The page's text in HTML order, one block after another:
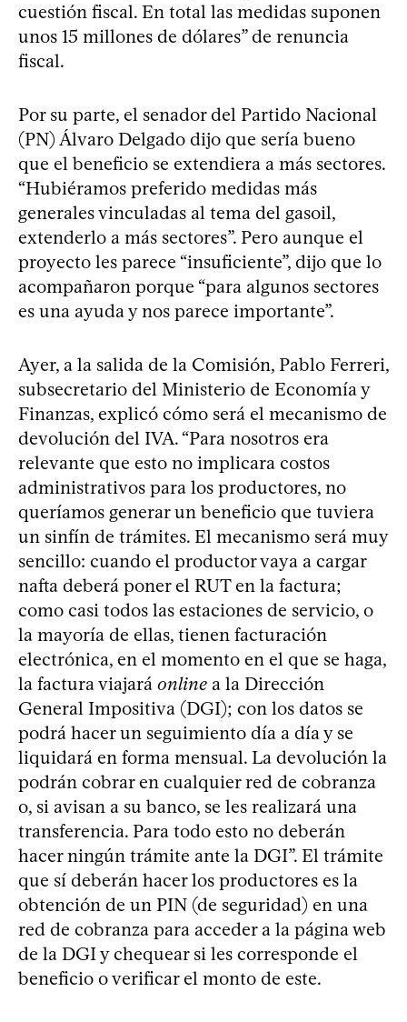
cuestión fiscal. En total las medidas suponen
unos 15 millones de dólares” de renuncia
fiscal.
Por su parte, el senador del Partido Nacional
(PN) Álvaro Delgado dijo que sería bueno
que el beneficio se extendiera a más sectores.
“Hubiéramos preferido medidas más
generales vinculadas al tema del gasoil,
extenderlo a más sectores”. Pero aunque el
proyecto les parece “insuficiente”, dijo que lo
acompañaron porque “para algunos sectores
es una ayuda y nos parece importante”.
Ayer, a la salida de la Comisión, Pablo Ferreri,
subsecretario del Ministerio de Economía y
Finanzas, explicó cómo será el mecanismo de
devolución del IVA. “Para nosotros era
relevante que esto no implicara costos
administrativos para los productores, no
queríamos generar un beneficio que tuviera
un sinfín de trámites. El mecanismo será muy
sencillo: cuando el productor vaya a cargar
nafta deberá poner el RUT en la factura;
como casi todos las estaciones de servicio, o
la mayoría de ellas, tienen facturación
electrónica, en el momento en el que se haga,
la factura viajará online a la Dirección
General Impositiva (DGI); con los datos se
podrá hacer un seguimiento día a día y se
liquidará en forma mensual. La devolución la
podrán cobrar en cualquier red de cobranza
o, si avisan a su banco, se les realizará una
transferencia. Para todo esto no deberán
hacer ningún trámite ante la DGI”. El trámite
que sí deberán hacer los productores es la
obtención de un PIN (de seguridad) en una
red de cobranza para acceder a la página web
de la DGI y chequear si les corresponde el
beneficio o verificar el monto de este.